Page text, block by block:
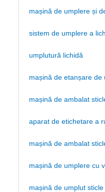
mașină de umplere și
sistem de umplere a
umplutură lichidă
mașină de etanșare de
mașină de ambalat
aparat de etichetare a
mașină de ambalat
mașină de umplere cu
mașină de umplut sticle